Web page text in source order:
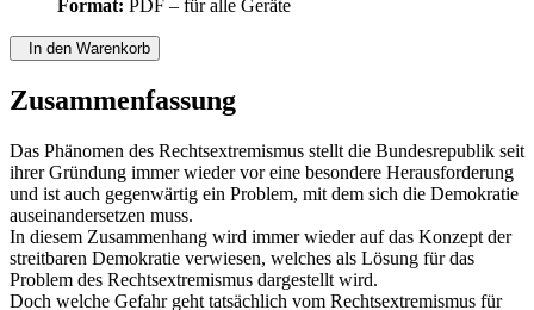
Format: PDF – für alle Geräte
In den Warenkorb
Zusammenfassung
Das Phänomen des Rechtsextremismus stellt die Bundesrepublik seit
ihrer Gründung immer wieder vor eine besondere Herausforderung
und ist auch gegenwärtig ein Problem, mit dem sich die Demokratie
auseinandersetzen muss.
In diesem Zusammenhang wird immer wieder auf das Konzept der
streitbaren Demokratie verwiesen, welches als Lösung für das
Problem des Rechtsextremismus dargestellt wird.
Doch welche Gefahr geht tatsächlich vom Rechtsextremismus für